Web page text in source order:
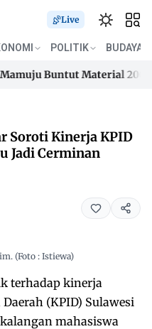
Live
POLITIK BUDAYA
Buntut Material 200 Juta
Buntut Material 200 Juta
Soroti Kinerja KPID
Jadi Cerminan
(Foto : Istiewa)
terhadap kinerja
(KPID) Sulawesi
mahasiswa